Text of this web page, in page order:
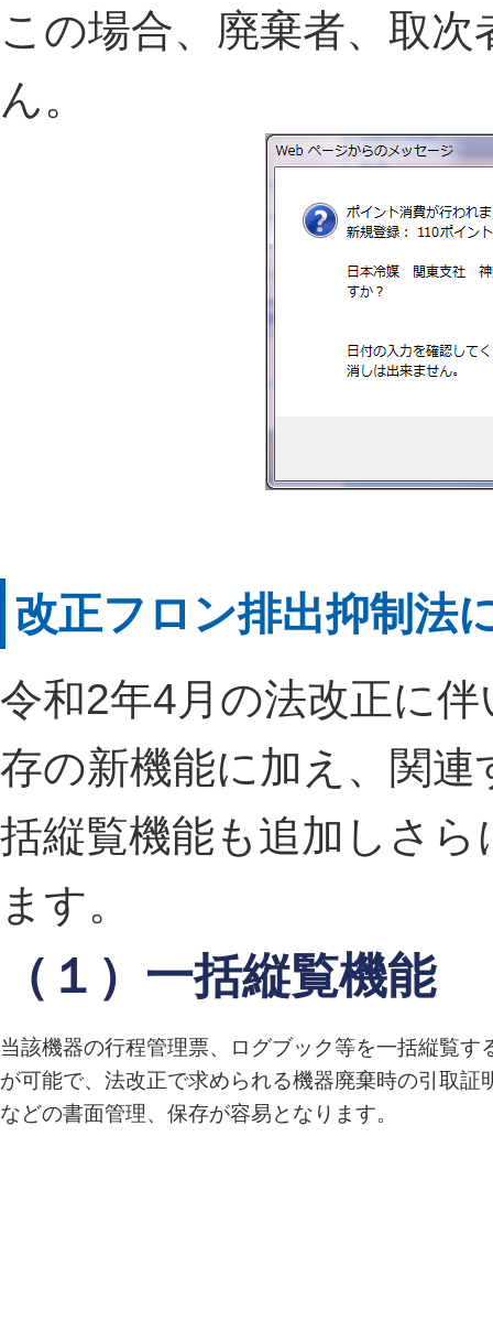
この場合、廃棄者、取
ん。
改正フロン排出抑制法
令和2年4月の法改正に
存の新機能に加え、関
括縦覧機能も追加しさ
ます。
（１）一括縦覧機能
当該機器の行程管理票、ログブック等を一括縦覧す
が可能で、法改正で求められる機器廃棄時の引取証
などの書面管理、保存が容易となります。